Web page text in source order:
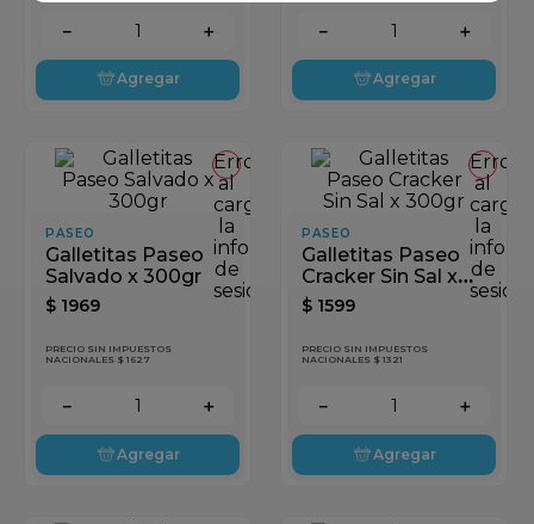
＋
－
Agregar
＋
－
Agregar
Error
al
cargar
la
información
de
sesión
PASEO
Galletitas Paseo
Salvado x 300gr
$ 1969
PRECIO SIN IMPUESTOS
NACIONALES $ 1627
＋
－
Agregar
Error
al
cargar
la
de
sesión
PASEO
Galletitas Paseo
Cracker Sin Sal x
300gr
$ 1599
PRECIO SIN IMPUESTOS
NACIONALES $ 1321
＋
－
Agregar